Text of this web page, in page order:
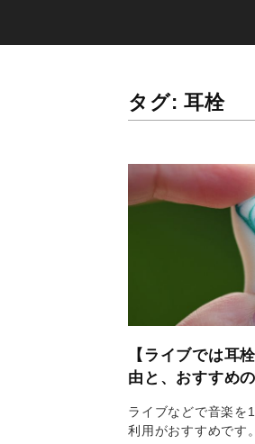
タグ: 耳栓
【ライブでは耳
由と、おすすめ
ライブなどで音楽を
利用がおすすめです